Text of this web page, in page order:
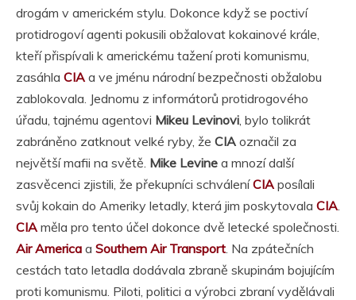
drogám v americkém stylu. Dokonce když se poctiví
protidrogoví agenti pokusili obžalovat kokainové krále,
kteří přispívali k americkému tažení proti komunismu,
zasáhla CIA a ve jménu národní bezpečnosti obžalobu
zablokovala. Jednomu z informátorů protidrogového
úřadu, tajnému agentovi Mikeu Levinovi , bylo tolikrát
zabráněno zatknout velké ryby, že CIA označil za
největší mafii na světě. Mike Levine a mnozí další
zasvěcenci zjistili, že překupníci schváleníCIA posílali
svůj kokain do Ameriky letadly, která jim poskytovala CIA
CIA měla pro tento účel dokonce dvě letecké společnosti.
Air America a Southern Air Transport . Na zpátečních
cestách tato letadla dodávala zbraně skupinám bojujícím
proti komunismu. Piloti, politici a výrobci zbraní vydělávali